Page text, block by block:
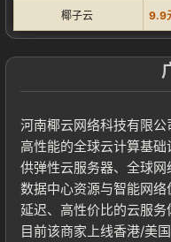
椰子云 9.9
河南椰云网络科技有限公
高性能的全球云计算基
供弹性云服务器、全球
数据中心资源与智能网
延迟、高性价比的云服务
目前该商家上线香港/美